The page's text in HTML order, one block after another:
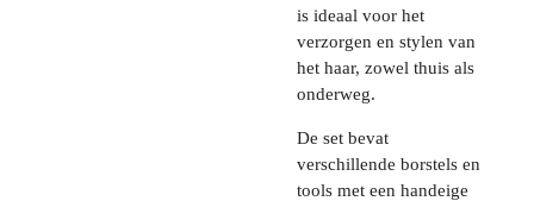
is ideaal voor het
verzorgen en stylen van
het haar, zowel thuis als
onderweg.
De set bevat
verschillende borstels en
tools met een handeige